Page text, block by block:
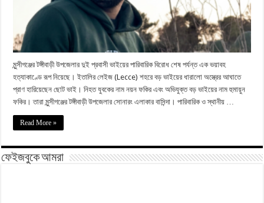
মুন্সীগঞ্জের টঙ্গীবাড়ী উপজেলার দুই প্রবাসী ভাইয়ের পারিবারিক বিরোধ শেষ পর্যন্ত এক ভয়াবহ
হত্যাকাণ্ডে রূপ নিয়েছে। ইতালির লেইজ (Lecce) শহরে বড় ভাইয়ের ধারালো অস্ত্রের আঘাতে
প্রাণ হারিয়েছেন ছোট ভাই। নিহত যুবকের নাম নয়ন ফকির এবং অভিযুক্ত বড় ভাইয়ের নাম হুমায়ুন
ফকির। তারা মুন্সীগঞ্জের টঙ্গীবাড়ী উপজেলার সোনারং এলাকার বাসিন্দা। পারিবারিক ও স্থানীয় …
Read More »
ফেইজবুকে আমরা